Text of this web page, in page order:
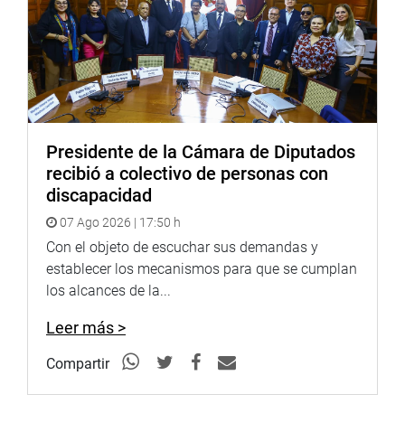
Presidente de la Cámara de Diputados
recibió a colectivo de personas con
discapacidad
07 Ago 2026 | 17:50 h
Con el objeto de escuchar sus demandas y
establecer los mecanismos para que se cumplan
los alcances de la...
Leer más >
Compartir